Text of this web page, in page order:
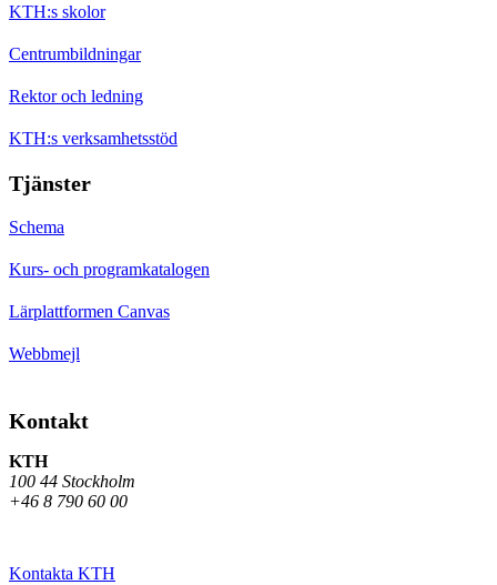
KTH:s skolor
Centrumbildningar
Rektor och ledning
KTH:s verksamhetsstöd
Tjänster
Schema
Kurs- och programkatalogen
Lärplattformen Canvas
Webbmejl
Kontakt
KTH
100 44 Stockholm
+46 8 790 60 00
Kontakta KTH